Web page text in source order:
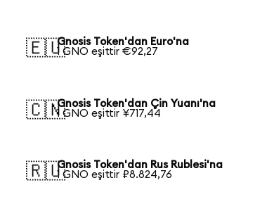
🇪🇺Gnosis Token'dan Euro'na
1 GNO eşittir €92,27
🇨🇳Gnosis Token'dan Çin Yuanı'na
1 GNO eşittir ¥717,44
🇷🇺Gnosis Token'dan Rus Rublesi'na
1 GNO eşittir ₽8.824,76